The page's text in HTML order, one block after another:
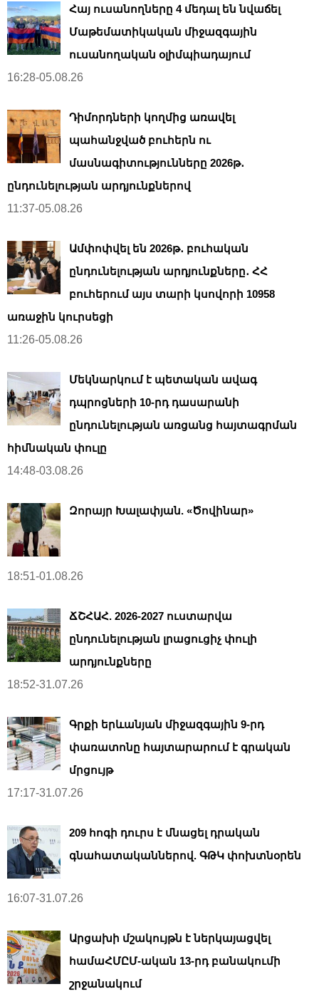
Հայ ուսանողները 4 մեդալ են նվաճել
Մաթեմատիկական միջազգային
ուսանողական օլիմպիադայում
16:28-05.08.26
Դիմորդների կողմից առավել
պահանջված բուհերն ու
մասնագիտությունները 2026թ․
ընդունելության արդյունքներով
11:37-05.08.26
Ամփոփվել են 2026թ․ բուհական
ընդունելության արդյունքները․ ՀՀ
բուհերում այս տարի կսովորի 10958
առաջին կուրսեցի
11:26-05.08.26
Մեկնարկում է պետական ավագ
դպրոցների 10-րդ դասարանի
ընդունելության առցանց հայտագրման
հիմնական փուլը
14:48-03.08.26
Զորայր Խալափյան. «Ծովինար»
18:51-01.08.26
ՃՇՀԱՀ. 2026-2027 ուստարվա
ընդունելության լրացուցիչ փուլի
արդյունքները
18:52-31.07.26
Գրքի երևանյան միջազգային 9-րդ
փառատոնը հայտարարում է գրական
մրցույթ
17:17-31.07.26
209 հոգի դուրս է մնացել դրական
գնահատականներով. ԳԹԿ փոխտնօրեն
16:07-31.07.26
Արցախի մշակույթն է ներկայացվել
համաՀՄԸՄ-ական 13-րդ բանակումի
շրջանակում